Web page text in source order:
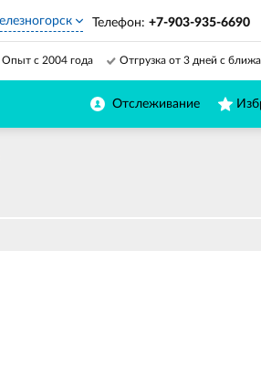
Телефон: +7-903-935-6690
Отслеживание
Опыт с 2004 года Отгрузка от 3 дней с